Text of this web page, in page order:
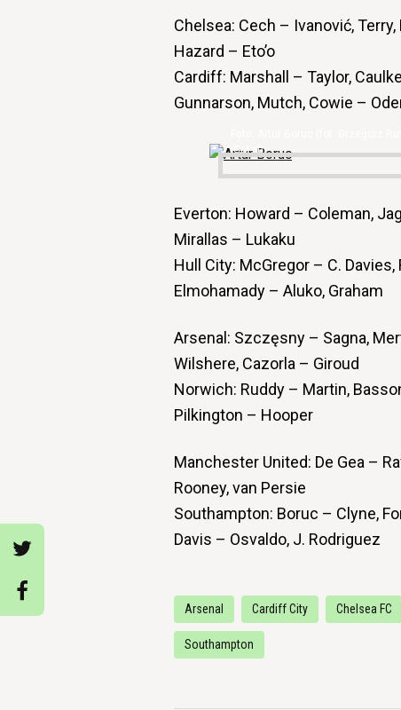
Chelsea: Cech – Ivanović,
Hazard – Eto’o
Cardiff: Marshall – Taylor,
Gunnarson, Mutch, Cowie –
iGol.pl)
Everton: Howard – Coleman,
Mirallas – Lukaku
Hull City: McGregor – C.
Elmohamady – Aluko, Graham
Arsenal: Szczęsny – Sagna,
Wilshere, Cazorla – Giroud
Norwich: Ruddy – Martin,
Pilkington – Hooper
Manchester United: De Gea –
Rooney, van Persie
Southampton: Boruc – Clyne,
Davis – Osvaldo, J. Rodriguez
Arsenal Cardiff City Chelsea FC
Southampton